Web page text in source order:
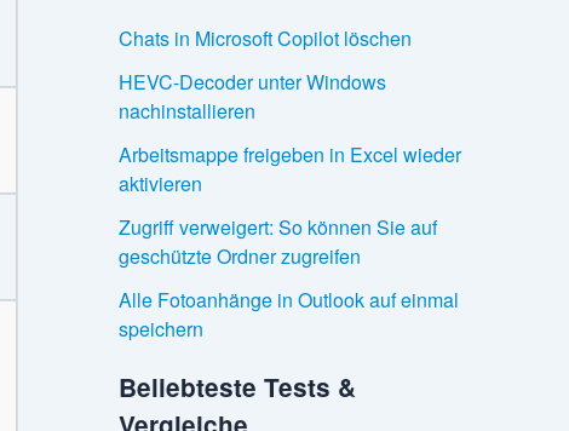
Chats in Microsoft Copilot löschen
HEVC-Decoder unter Windows
nachinstallieren
Arbeitsmappe freigeben in Excel wieder
aktivieren
Zugriff verweigert: So können Sie auf
geschützte Ordner zugreifen
Alle Fotoanhänge in Outlook auf einmal
speichern
Beliebteste Tests &